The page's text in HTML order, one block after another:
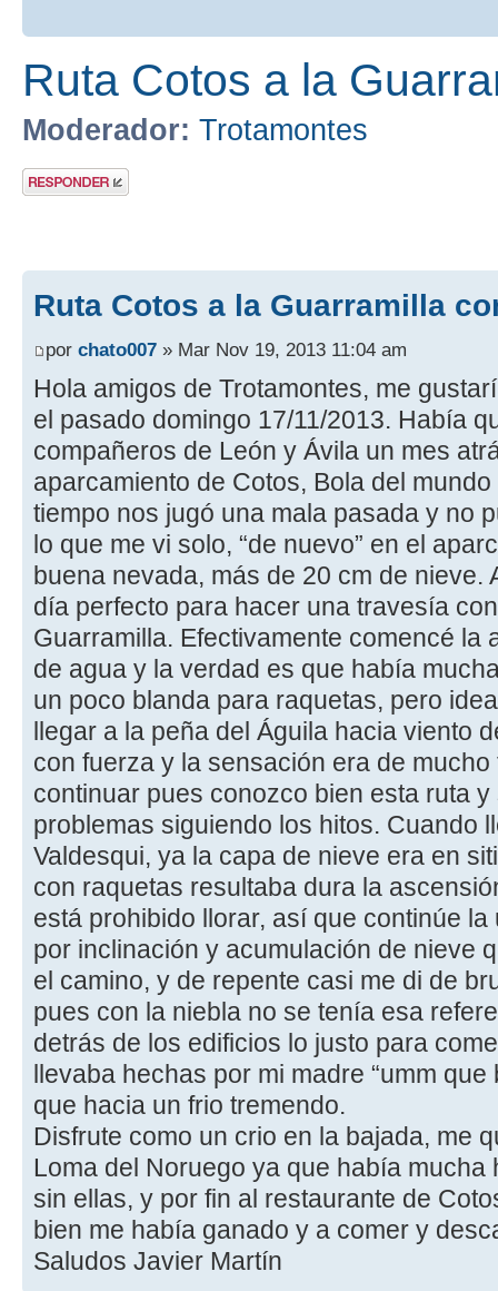
Ruta Cotos a la
Moderador: Trotamontes
Publicar una
respuesta
Ruta Cotos a la Guarramilla
por chato007 » Mar Nov 19, 2013 11:04 am
Hola amigos de Trotamontes, me
el pasado domingo 17/11/2013. Había
compañeros de León y Ávila un mes
aparcamiento de Cotos, Bola del
tiempo nos jugó una mala pasada y no
lo que me vi solo, “de nuevo” en el
buena nevada, más de 20 cm de nieve.
día perfecto para hacer una travesía
Guarramilla. Efectivamente comencé la
de agua y la verdad es que había
un poco blanda para raquetas, pero
llegar a la peña del Águila hacia viento
con fuerza y la sensación era de
continuar pues conozco bien esta ruta
problemas siguiendo los hitos. Cuando
Valdesqui, ya la capa de nieve era en
con raquetas resultaba dura la
está prohibido llorar, así que continúe
por inclinación y acumulación de nieve
el camino, y de repente casi me di de
pues con la niebla no se tenía esa
detrás de los edificios lo justo para
llevaba hechas por mi madre “umm
que hacia un frio tremendo.
Disfrute como un crio en la bajada, me
Loma del Noruego ya que había
sin ellas, y por fin al restaurante de
bien me había ganado y a comer y
Saludos Javier Martín